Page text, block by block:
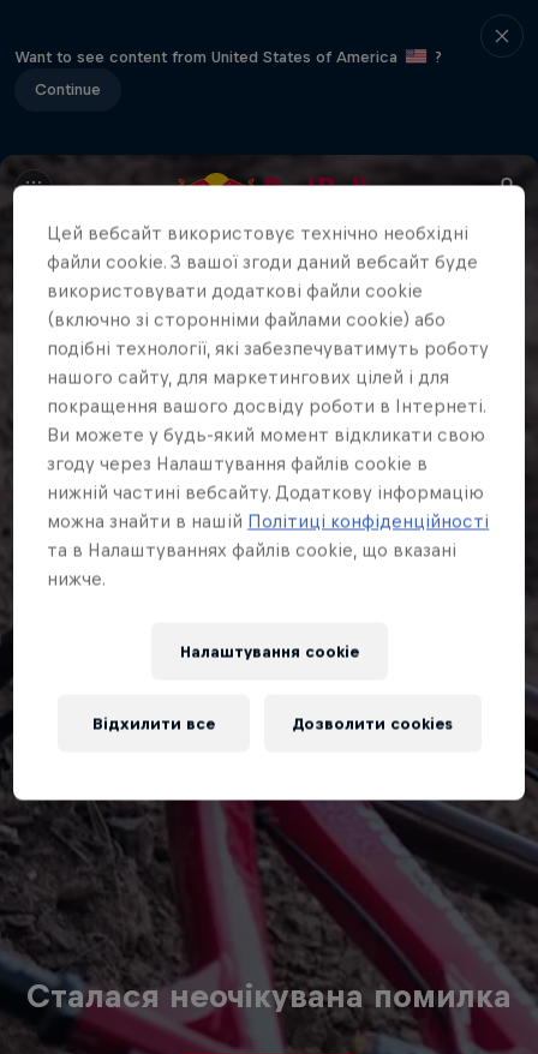
Want to see content from United States of America
?
Continue
Сталася неочікувана помилка
Цей вебсайт використовує технічно необхідні
файли cookie. З вашої згоди даний вебсайт буде
використовувати додаткові файли cookie
(включно зі сторонніми файлами cookie) або
подібні технології, які забезпечуватимуть роботу
нашого сайту, для маркетингових цілей і для
покращення вашого досвіду роботи в Інтернеті.
Ви можете у будь-який момент відкликати свою
згоду через Налаштування файлів cookie в
нижній частині вебсайту. Додаткову інформацію
можна знайти в нашій Політиці конфіденційності
та в Налаштуваннях файлів cookie, що вказані
нижче.
Налаштування cookie
Відхилити все Дозволити cookies